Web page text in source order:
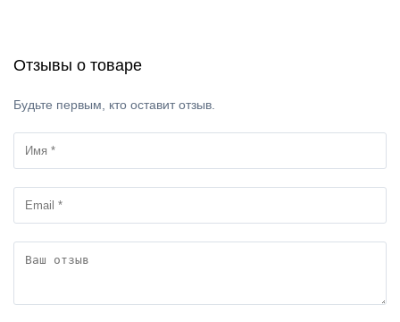
Отзывы о товаре
Будьте первым, кто оставит отзыв.